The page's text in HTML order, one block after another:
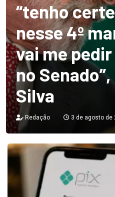
“tenho
nesse 4º
vai me
no
Silva
Redação 3 de agosto de